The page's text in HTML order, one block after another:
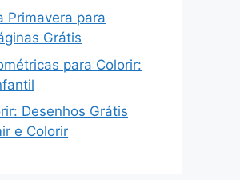
Primavera para
Grátis
para Colorir:
Desenhos Grátis
e Colorir